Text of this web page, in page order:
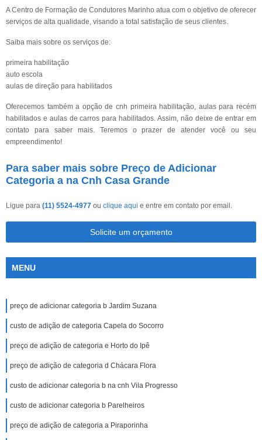
A Centro de Formação de Condutores Marinho atua com o objetivo de oferecer
serviços de alta qualidade, visando a total satisfação de seus clientes.
Saiba mais sobre os serviços de:
primeira habilitação
auto escola
aulas de direção para habilitados
Oferecemos também a opção de cnh primeira habilitação, aulas para recém
habilitados e aulas de carros para habilitados. Assim, não deixe de entrar em
contato para saber mais. Teremos o prazer de atender você ou seu
empreendimento!
Para saber mais sobre Preço de Adicionar
Categoria a na Cnh Casa Grande
Ligue para (11) 5524-4977 ou clique aqui e entre em contato por email.
Solicite um orçamento
MENU
preço de adicionar categoria b Jardim Suzana
custo de adição de categoria Capela do Socorro
preço de adição de categoria e Horto do Ipê
preço de adição de categoria d Chácara Flora
custo de adicionar categoria b na cnh Vila Progresso
custo de adicionar categoria b Parelheiros
preço de adição de categoria a Piraporinha